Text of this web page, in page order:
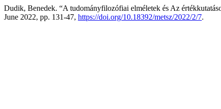
Dudik, Benedek. “A tudományfilozófiai elméletek és Az
June 2022, pp. 131-47, https://doi.org/10.18392/metsz/2022/2/7.